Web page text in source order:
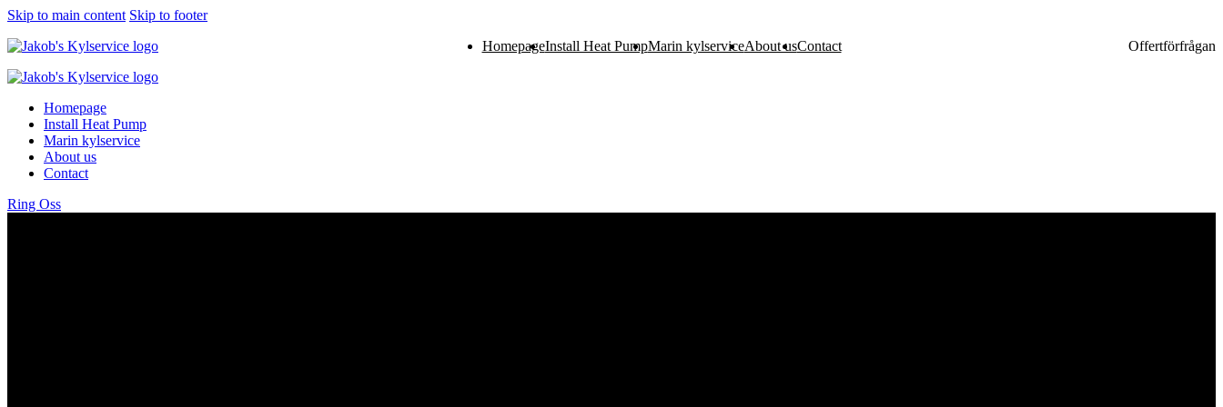
Skip to main content Skip to footer
HomepageInstall Heat PumpMarin kylserviceAbout usContact Offertförfrågan
Homepage
Install Heat Pump
Marin kylservice
About us
Contact
Ring Oss